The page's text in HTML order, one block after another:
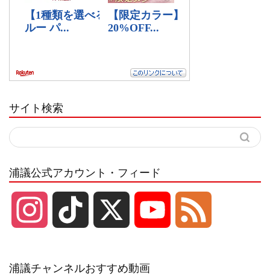
サイト検索
浦議公式アカウント・フィード
浦議チャンネルおすすめ動画